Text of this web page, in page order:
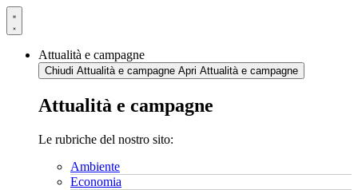
Vai
al
Attualità e campagne
Chiudi Attualità e campagne Apri Attualità e campagne
Attualità e campagne
Le rubriche del nostro sito:
Ambiente
Economia